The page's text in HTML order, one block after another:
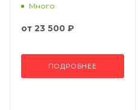
Много
от 23 500 ₽
ПОДРОБНЕЕ